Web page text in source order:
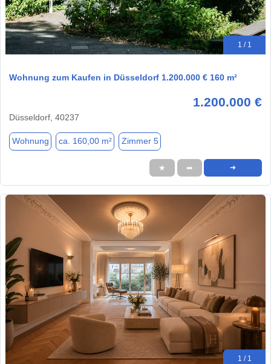
1 / 1
Wohnung zum Kaufen in Düsseldorf 1.200.000 € 160 m²
1.200.000 €
Düsseldorf, 40237
Wohnung ca. 160,00 m² Zimmer 5
★ ➦ ➜
1 / 1